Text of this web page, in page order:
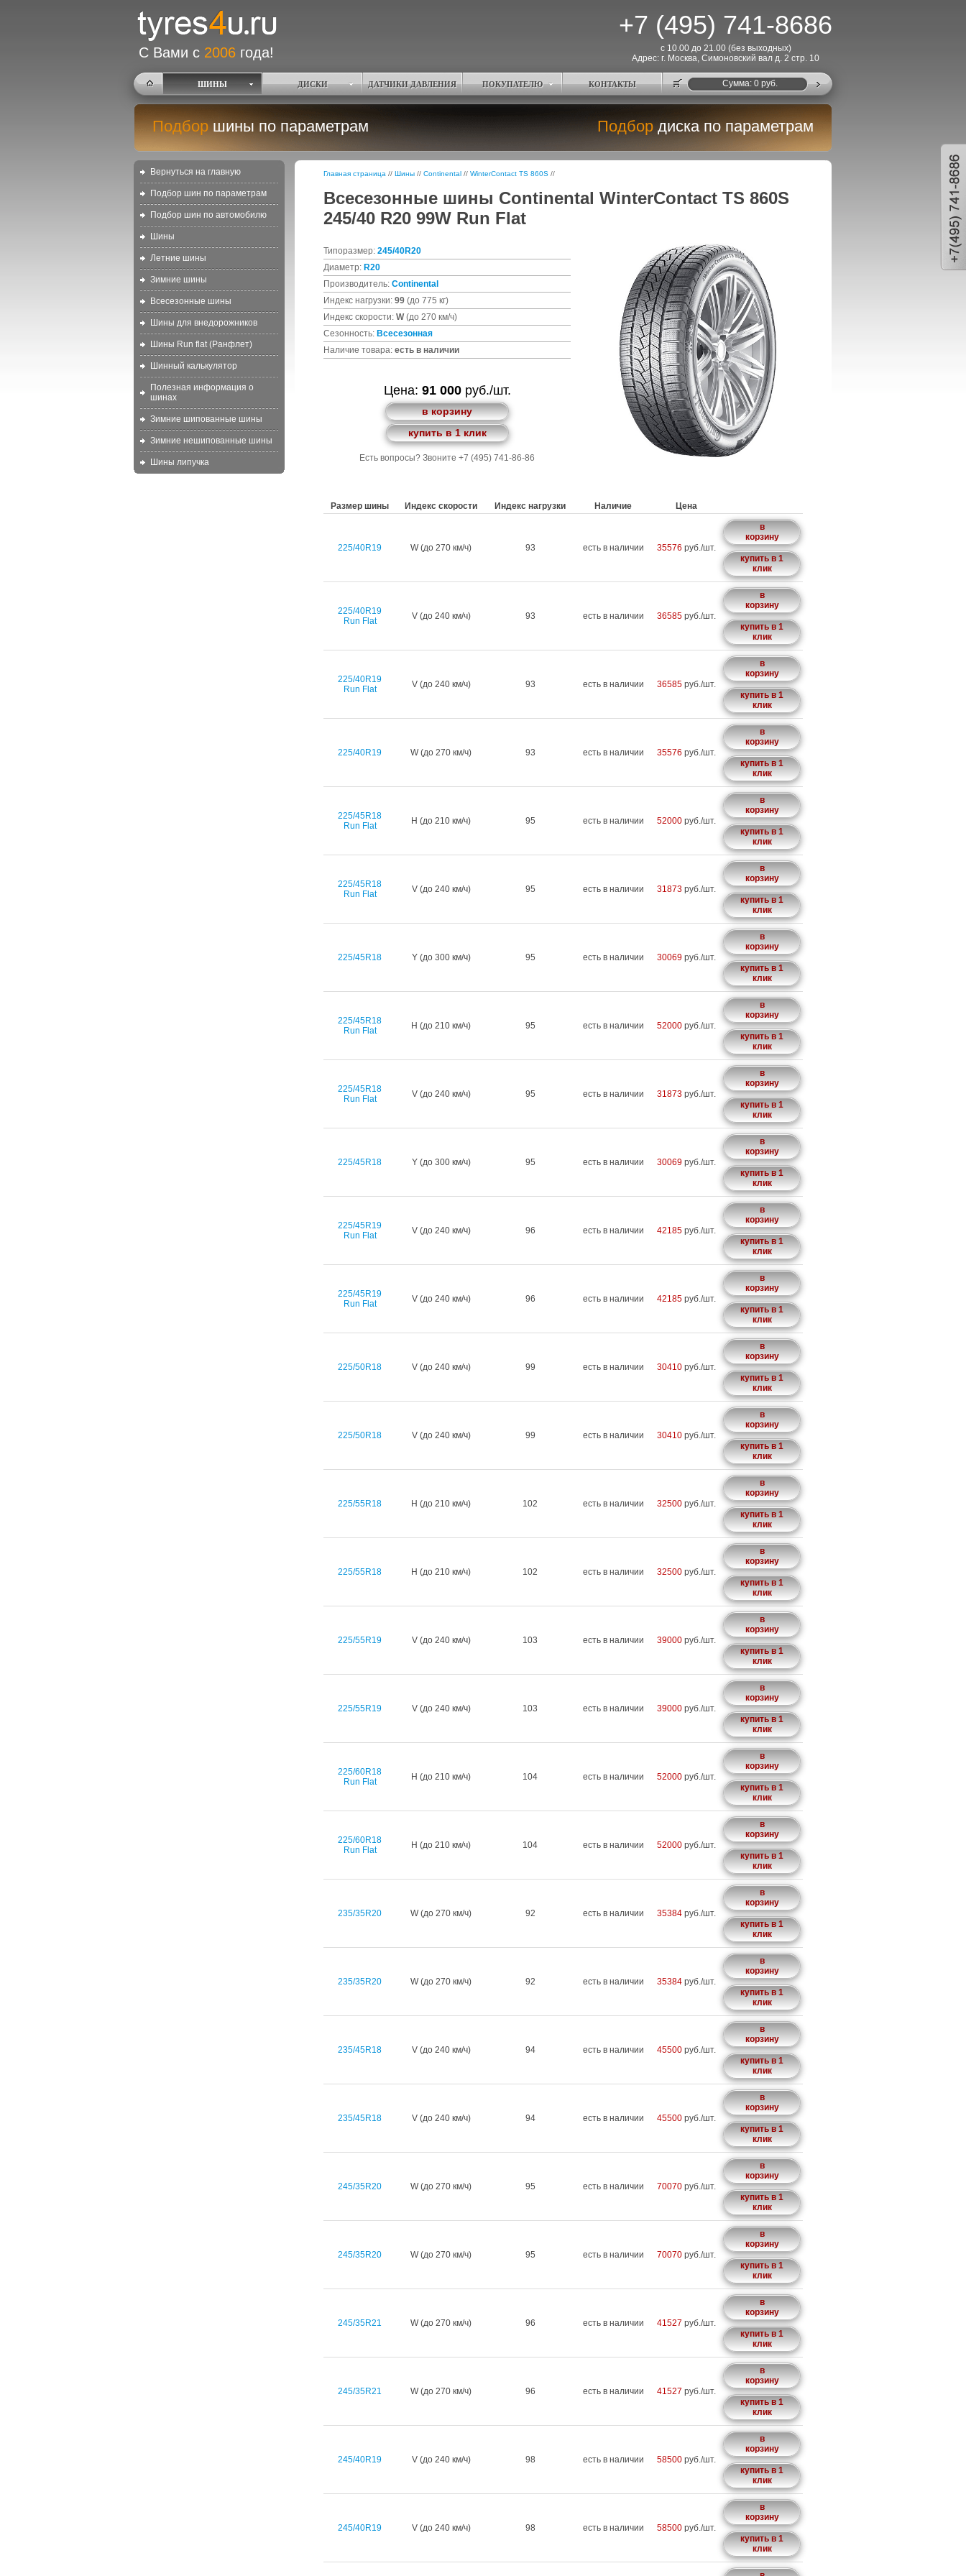
+7 (495) 741-8686
С Вами с 2006 года!
с 10.00 до 21.00 (без выходных)
Адрес: г. Москва, Симоновский вал д. 2 стр. 10
ШИНЫ ДИСКИ ДАТЧИКИ ДАВЛЕНИЯ ПОКУПАТЕЛЮ КОНТАКТЫ Cумма: 0руб.
Подбор шины по параметрам Подбор диска по параметрам
Вернуться на главную
Подбор шин по параметрам
Подбор шин по автомобилю
Шины
Летние шины
Зимние шины
Всесезонные шины
Шины для внедорожников
Шины Run flat (Ранфлет)
Шинный калькулятор
Полезная информация о
шинах
Зимние шипованные шины
Зимние нешипованные шины
Шины липучка
Главная страница // Шины // Continental // WinterContact TS 860S //
Всесезонные шины Continental WinterContact TS 860S
245/40 R20 99W Run Flat
Типоразмер: 245/40R20
Диаметр: R20
Производитель: Continental
Индекс нагрузки: 99 (до 775 кг)
Индекс скорости: W(до 270 км/ч)
Сезонность: Всесезонная
Наличие товара: есть в наличии
Цена: 91 000руб./шт.
в корзину
купить в 1 клик
Есть вопросы? Звоните +7 (495) 741-86-86
Размер шины Индекс скорости Индекс нагрузки Наличие Цена
225/40R19 W (до 270 км/ч) 93 есть в наличии 35576 руб./шт.
в
корзину
купить в 1
клик
225/40R19
Run Flat
V (до 240 км/ч) 93 есть в наличии 36585 руб./шт.
в
корзину
купить в 1
клик
225/40R19
Run Flat
V (до 240 км/ч) 93 есть в наличии 36585 руб./шт.
в
корзину
купить в 1
клик
225/40R19 W (до 270 км/ч) 93 есть в наличии 35576 руб./шт.
в
корзину
купить в 1
клик
225/45R18
Run Flat
H (до 210 км/ч) 95 есть в наличии 52000 руб./шт.
в
корзину
купить в 1
клик
225/45R18
Run Flat
V (до 240 км/ч) 95 есть в наличии 31873 руб./шт.
в
корзину
купить в 1
клик
225/45R18 Y (до 300 км/ч) 95 есть в наличии 30069 руб./шт.
в
корзину
купить в 1
клик
225/45R18
Run Flat
H (до 210 км/ч) 95 есть в наличии 52000 руб./шт.
в
корзину
купить в 1
клик
225/45R18
Run Flat
V (до 240 км/ч) 95 есть в наличии 31873 руб./шт.
в
корзину
купить в 1
клик
225/45R18 Y (до 300 км/ч) 95 есть в наличии 30069 руб./шт.
в
корзину
купить в 1
клик
225/45R19
Run Flat
V (до 240 км/ч) 96 есть в наличии 42185 руб./шт.
в
корзину
купить в 1
клик
225/45R19
Run Flat
V (до 240 км/ч) 96 есть в наличии 42185 руб./шт.
в
корзину
купить в 1
клик
225/50R18 V (до 240 км/ч) 99 есть в наличии 30410 руб./шт.
в
корзину
купить в 1
клик
225/50R18 V (до 240 км/ч) 99 есть в наличии 30410 руб./шт.
в
корзину
купить в 1
клик
225/55R18 H (до 210 км/ч) 102 есть в наличии 32500 руб./шт.
в
корзину
купить в 1
клик
225/55R18 H (до 210 км/ч) 102 есть в наличии 32500 руб./шт.
в
корзину
купить в 1
клик
225/55R19 V (до 240 км/ч) 103 есть в наличии 39000 руб./шт.
в
корзину
купить в 1
клик
225/55R19 V (до 240 км/ч) 103 есть в наличии 39000 руб./шт.
в
корзину
купить в 1
клик
225/60R18
Run Flat
H (до 210 км/ч) 104 есть в наличии 52000 руб./шт.
в
корзину
купить в 1
клик
225/60R18
Run Flat
H (до 210 км/ч) 104 есть в наличии 52000 руб./шт.
в
корзину
купить в 1
клик
235/35R20 W (до 270 км/ч) 92 есть в наличии 35384 руб./шт.
в
корзину
купить в 1
клик
235/35R20 W (до 270 км/ч) 92 есть в наличии 35384 руб./шт.
в
корзину
купить в 1
клик
235/45R18 V (до 240 км/ч) 94 есть в наличии 45500 руб./шт.
в
корзину
купить в 1
клик
235/45R18 V (до 240 км/ч) 94 есть в наличии 45500 руб./шт.
в
корзину
купить в 1
клик
245/35R20 W (до 270 км/ч) 95 есть в наличии 70070 руб./шт.
в
корзину
купить в 1
клик
245/35R20 W (до 270 км/ч) 95 есть в наличии 70070 руб./шт.
в
корзину
купить в 1
клик
245/35R21 W (до 270 км/ч) 96 есть в наличии 41527 руб./шт.
в
корзину
купить в 1
клик
245/35R21 W (до 270 км/ч) 96 есть в наличии 41527 руб./шт.
в
корзину
купить в 1
клик
245/40R19 V (до 240 км/ч) 98 есть в наличии 58500 руб./шт.
в
корзину
купить в 1
клик
245/40R19 V (до 240 км/ч) 98 есть в наличии 58500 руб./шт.
в
корзину
купить в 1
клик